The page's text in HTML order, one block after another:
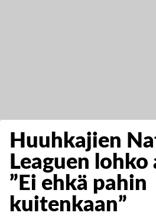
Huuhkajien
Leaguen
”Ei ehkä pahin
kuitenkaan”